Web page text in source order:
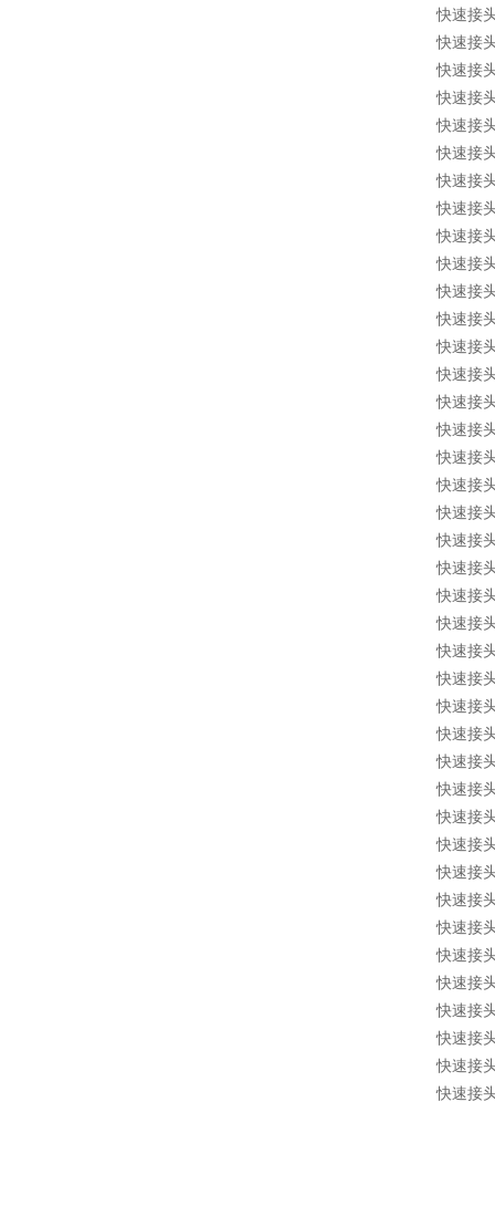
快速接
快速接
快速接
快速接
快速接
快速接
快速接
快速接
快速接
快速接
快速接
快速接
快速接
快速接
快速接
快速接
快速接
快速接
快速接
快速接
快速接
快速接
快速接
快速接
快速接
快速接
快速接
快速接
快速接
快速接
快速接
快速接
快速接
快速接
快速接
快速接
快速接
快速接
快速接
快速接